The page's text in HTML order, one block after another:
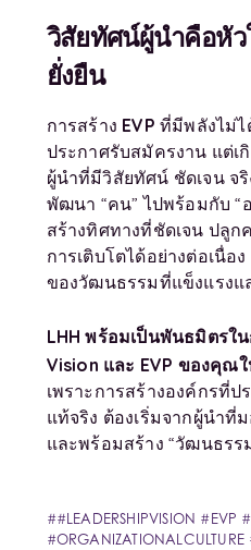
วิสัยทัศน์ผู้นำคือหัว
ยั่งยืน
การสร้าง EVP ที่มีพลังไม่
ประกาศรับสมัครงาน แต่เ
ผู้นำที่มีวิสัยทัศน์ ชัดเจน จ
พัฒนา “คน” ไปพร้อมกับ “
สร้างทิศทางที่ชัดเจน ปลูก
การเติบโตได้อย่างต่อเนื่อ
ของวัฒนธรรมที่แข็งแรงแ
LHH พร้อมเป็นพันธมิตรใ
Vision และ EVP ของคุณ
เพราะการสร้างองค์กรที่ป
แท้จริง ต้องเริ่มจากผู้นำที่
และพร้อมสร้าง “วัฒนธรร
#LEADERSHIPVISION #EVP
#ORGANIZATIONALCULTURE